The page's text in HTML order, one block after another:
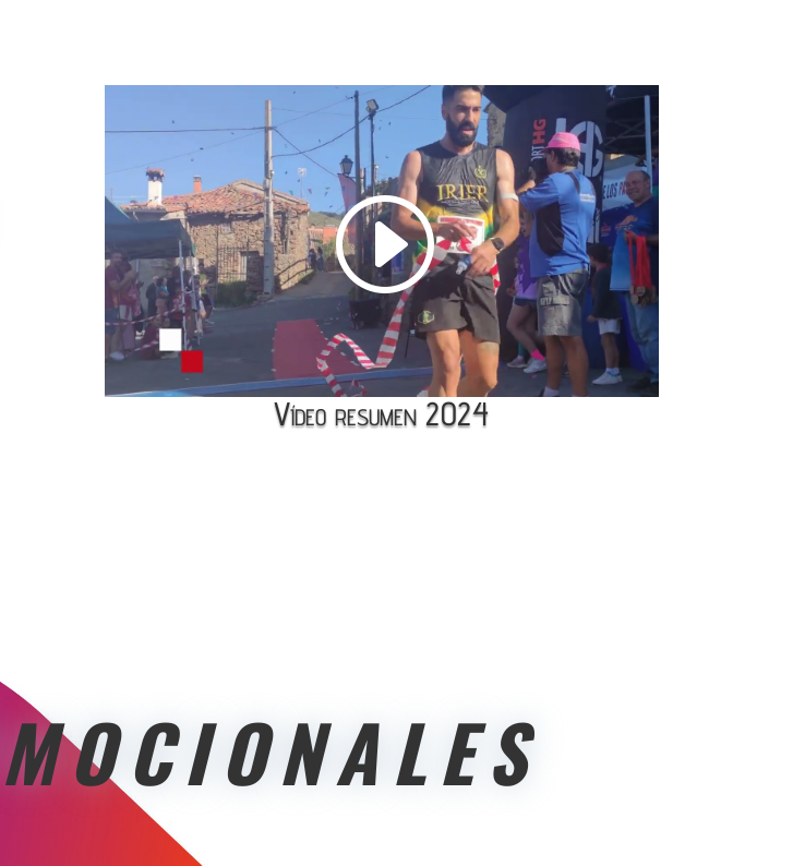
Vídeo resumen 2024